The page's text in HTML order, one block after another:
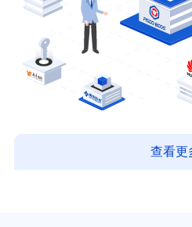
查看更